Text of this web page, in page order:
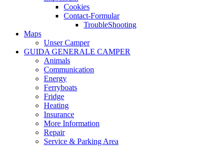
Cookies
Contact-Formular
TroubleShooting
Maps
Unser Camper
GUIDA GENERALE CAMPER
Animals
Communication
Energy
Ferryboats
Fridge
Heating
Insurance
More Information
Repair
Service & Parking Area